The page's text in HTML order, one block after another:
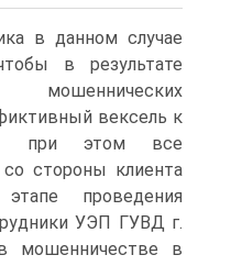
в данном случае
в результате
мошеннических
вексель к
при этом все
стороны клиента
проведения
УЭП ГУВД г.
мошенничестве в